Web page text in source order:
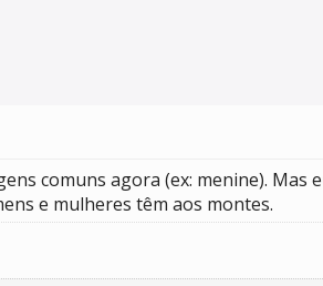
comuns agora (ex: menine). Mas
e mulheres têm aos montes.